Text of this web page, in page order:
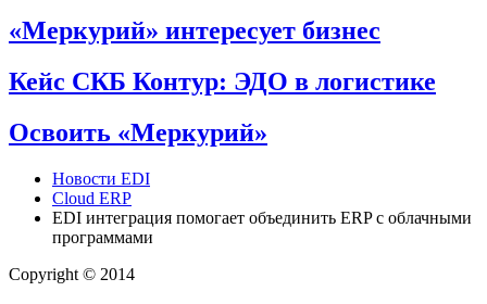
«Меркурий» интересует бизнес
Кейс СКБ Контур: ЭДО в логистике
Освоить «Меркурий»
Новости EDI
Cloud ERP
EDI интеграция помогает объединить ERP c облачными
программами
Copyright © 2014